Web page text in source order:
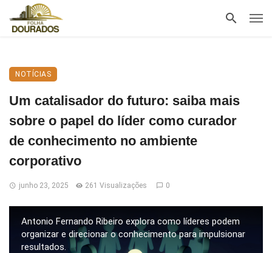
NOTÍCIAS
Um catalisador do futuro: saiba mais
sobre o papel do líder como curador
de conhecimento no ambiente
corporativo
junho 23, 2025 261 Visualizações 0
Antonio Fernando Ribeiro explora como líderes podem
organizar e direcionar o conhecimento para impulsionar
resultados.